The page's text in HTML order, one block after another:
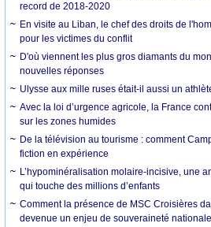
record de 2018-2020
En visite au Liban, le chef des droits de
pour les victimes du conflit
D'où viennent les plus gros diamants du
nouvelles réponses
Ulysse aux mille ruses était-il aussi un
Avec la loi d’urgence agricole, la France
sur les zones humides
De la télévision au tourisme : comment
fiction en expérience
L’hypominéralisation molaire-incisive, une
qui touche des millions d’enfants
Comment la présence de MSC Croisières
devenue un enjeu de souveraineté nationale